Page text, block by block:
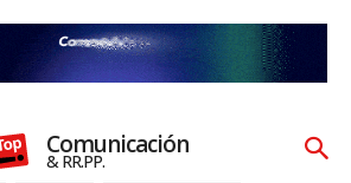
Comunicación
& RR.PP.